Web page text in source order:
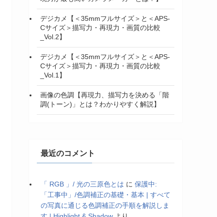
デジカメ【＜35mmフルサイズ＞と＜APS-
Cサイズ＞描写力・再現力・画質の比較
_Vol.2】
デジカメ【＜35mmフルサイズ＞と＜APS-
Cサイズ＞描写力・再現力・画質の比較
_Vol.1】
画像の色調【再現力、描写力を決める「階
調(トーン)」とは？わかりやすく解説】
最近のコメント
「 RGB 」/ 光の三原色とは に 保護中:
「工事中」/色調補正の基礎・基本 | すべて
の写真に通じる色調補正の手順を解説しま